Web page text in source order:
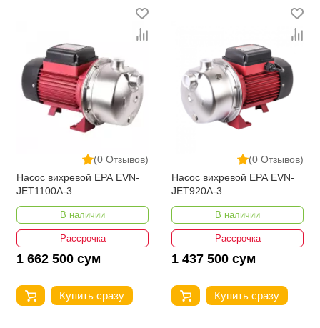
способ оплаты и приобрести самовсасывающие
насосы оптом с доставкой во все регионы
Узбекистана. На сайте часто проводятся акции,
позволяющие сократить затраты покупателей. При
этом компания и без того предлагает минимальные
для Ташкента цены на самовсасывающие насосы
для воды. К преимуществам сервиса также
относятся услуги опытных консультантов.
(0 Отзывов)
Насос вихревой EPA EVN-
JET1100A-3
В наличии
Рассрочка
1 662 500 сум
Купить сразу
(0 Отзывов)
Насос вихревой EPA EVN-
JET920A-3
В наличии
Рассрочка
1 437 500 сум
Купить сразу